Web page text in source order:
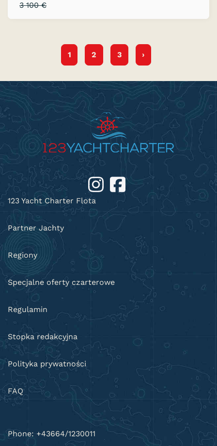
3 100 €
1 2 3 ›
123 Yacht Charter Flota
Partner Jachty
Regiony
Specjalne oferty czarterowe
Regulamin
Stopka redakcyjna
Polityka prywatności
FAQ
Phone: +43664/1230011